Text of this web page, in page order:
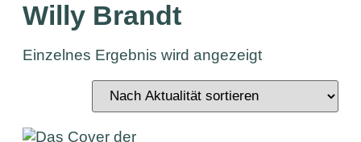
Willy Brandt
Einzelnes Ergebnis wird angezeigt